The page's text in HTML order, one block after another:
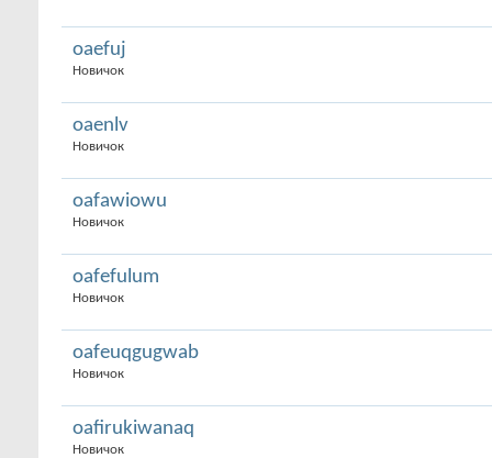
oaefuj
Новичок
oaenlv
Новичок
oafawiowu
Новичок
oafefulum
Новичок
oafeuqgugwab
Новичок
oafirukiwanaq
Новичок